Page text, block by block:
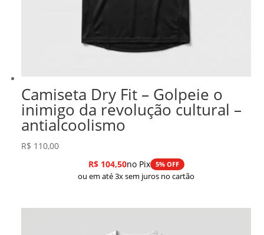
Camiseta Dry Fit – Golpeie o
inimigo da revolução cultural –
antialcoolismo
R$ 110,00
R$104,50no Pix 5% OFF
ou em até 3x sem juros no cartão